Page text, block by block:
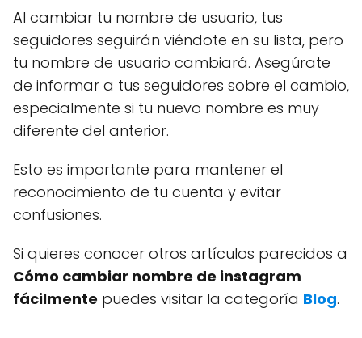
Al cambiar tu nombre de usuario, tus
seguidores seguirán viéndote en su lista, pero
tu nombre de usuario cambiará. Asegúrate
de informar a tus seguidores sobre el cambio,
especialmente si tu nuevo nombre es muy
diferente del anterior.
Esto es importante para mantener el
reconocimiento de tu cuenta y evitar
confusiones.
Si quieres conocer otros artículos parecidos a
Cómo cambiar nombre de instagram
fácilmente puedes visitar la categoría Blog.